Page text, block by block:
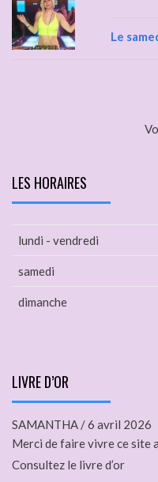
Le
LES HORAIRES
lundi - vendredi
samedi
dimanche
LIVRE D’OR
SAMANTHA /6 avril 2026
Merci de faire vivre ce site
Consultez le livre d’or